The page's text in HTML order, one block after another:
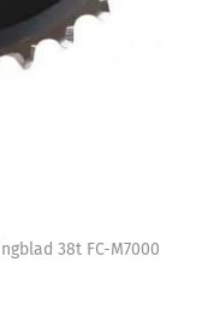
38t FC-M7000